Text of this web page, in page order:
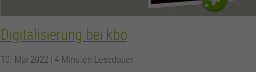
Digitalisierung bei kbo
10. Mai 2022 | 4 Minuten Lesedauer